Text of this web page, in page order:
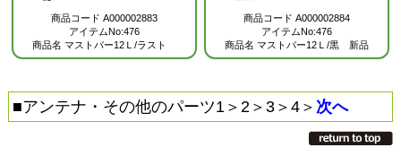
商品コード A000002883
アイテムNo:476
商品名 マストバー12Ｌ/ラスト
商品コード A000002884
アイテムNo:476
商品名 マストバー12Ｌ/黒 新品
■アンテナ・その他のパーツ1＞ 2＞ 3＞ 4＞ 次へ